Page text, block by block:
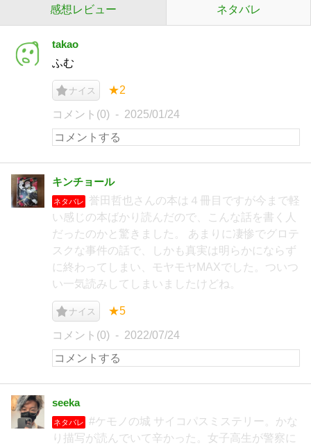
感想レビュー ネタバレ
takao
ふむ
ナイス ★2
コメント(0) 2025/01/24
キンチョール
ネタバレ
誉田哲也さんの本は４冊目ですが今まで軽
い感じの本ばかり読んだので、こんな話を書く人
だったのかと驚きました。 あまりに凄惨でグロテ
スクな事件の話で、しかも真実は明らかにならず
に終わってしまい、モヤモヤMAXでした。ついつ
い一気読みしてしまいましたけどね。
ナイス ★5
コメント(0) 2022/07/24
seeka
ネタバレ
#ケモノの城 サイコパスミステリー。かな
り描写が読んでいて辛かった。女子高生が警察に